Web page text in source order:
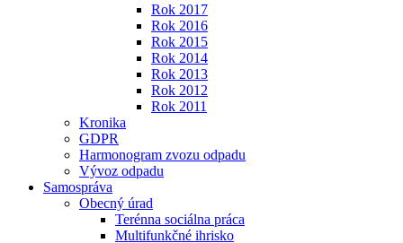
Rok 2017
Rok 2016
Rok 2015
Rok 2014
Rok 2013
Rok 2012
Rok 2011
Kronika
GDPR
Harmonogram zvozu odpadu
Vývoz odpadu
Samospráva
Obecný úrad
Terénna sociálna práca
Multifunkčné ihrisko